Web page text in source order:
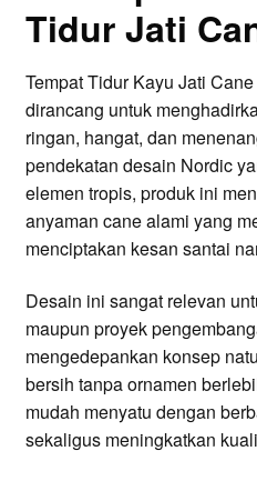
Tidur Jati
Tempat Tidur Kayu Jati
dirancang untuk
ringan, hangat, dan
pendekatan desain Nordic
elemen tropis, produk ini
anyaman cane alami yang
menciptakan kesan santai
Desain ini sangat relevan
maupun proyek
mengedepankan konsep
bersih tanpa ornamen
mudah menyatu dengan
sekaligus meningkatkan